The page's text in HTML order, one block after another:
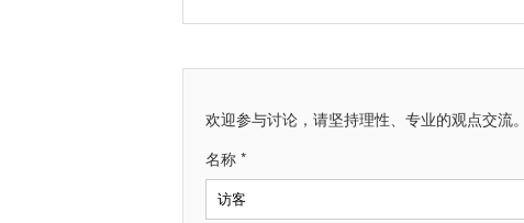
欢迎参与讨论，请坚持理性、专业的观点交流。
名称 *